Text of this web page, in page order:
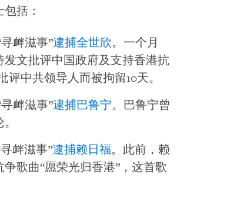
括：
衅滋事”逮捕全世欣。一个月
文批评中国政府及支持香港抗
中共领导人而被拘留10天。
衅滋事”逮捕巴鲁宁。巴鲁宁曾
衅滋事”逮捕赖日福。此前，赖
歌曲“愿荣光归香港”，这首歌